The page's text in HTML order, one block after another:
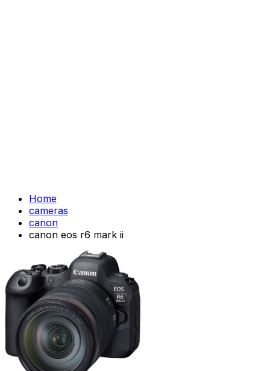
Home
cameras
canon
canon eos r6 mark ii